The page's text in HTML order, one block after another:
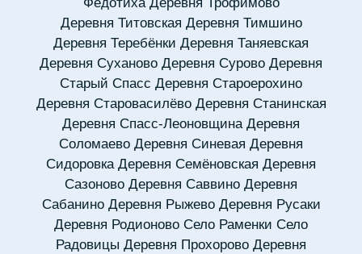
Деревня Титовская Деревня Тимшино
Деревня Теребёнки Деревня Таняевская
Деревня Суханово Деревня Сурово Деревня
Старый Спасс Деревня Староерохино
Деревня Старовасилёво Деревня Станинская
Деревня Спасс-Леоновщина Деревня
Соломаево Деревня Синевая Деревня
Сидоровка Деревня Семёновская Деревня
Сазоново Деревня Саввино Деревня
Сабанино Деревня Рыжево Деревня Русаки
Деревня Родионово Село Раменки Село
Радовицы Деревня Прохорово Деревня